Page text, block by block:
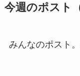
今週のポスト
みんなのポスト